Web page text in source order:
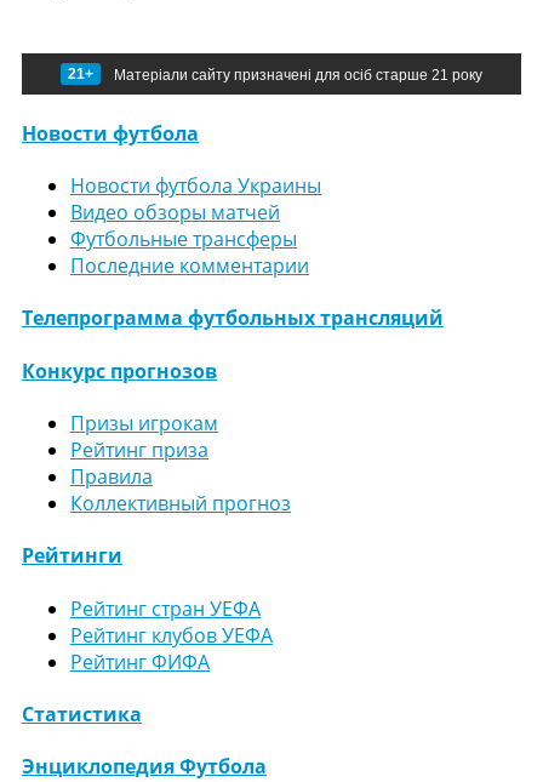
21+ Матеріали сайту призначені для осіб старше 21 року
Новости футбола
Новости футбола Украины
Видео обзоры матчей
Футбольные трансферы
Последние комментарии
Телепрограмма футбольных трансляций
Конкурс прогнозов
Призы игрокам
Рейтинг приза
Правила
Коллективный прогноз
Рейтинги
Рейтинг стран УЕФА
Рейтинг клубов УЕФА
Рейтинг ФИФА
Статистика
Энциклопедия Футбола